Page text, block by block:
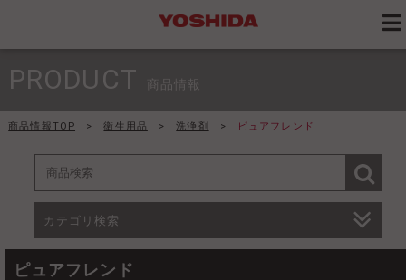
PRODUCT 商品情報
商品情報TOP > 衛生用品 > 洗浄剤 > ピュアフレンド
カテゴリ検索
ピュアフレンド